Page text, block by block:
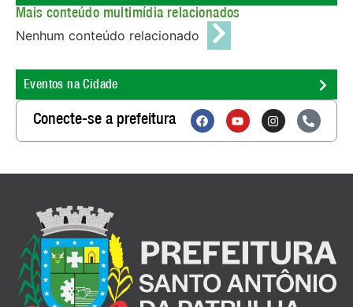
Mais conteúdo multimídia relacionados
Nenhum conteúdo relacionado
Eventos na Cidade
Conecte-se a prefeitura